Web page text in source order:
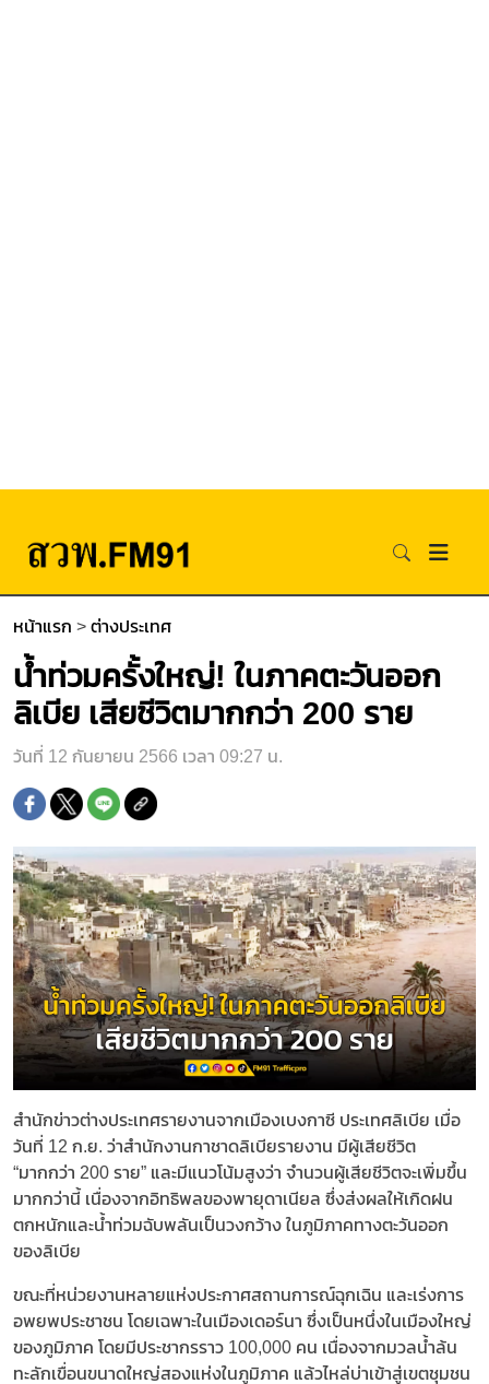
หน้าแรก > ต่างประเทศ
น้ำท่วมครั้งใหญ่! ในภาคตะวันออก
ลิเบีย เสียชีวิตมากกว่า 200 ราย
วันที่ 12 กันยายน 2566 เวลา 09:27 น.
สำนักข่าวต่างประเทศรายงานจากเมืองเบงกาซี ประเทศลิเบีย เมื่อ
วันที่ 12 ก.ย. ว่าสำนักงานกาชาดลิเบียรายงาน มีผู้เสียชีวิต
“มากกว่า 200 ราย” และมีแนวโน้มสูงว่า จำนวนผู้เสียชีวิตจะเพิ่มขึ้น
มากกว่านี้ เนื่องจากอิทธิพลของพายุดาเนียล ซึ่งส่งผลให้เกิดฝน
ตกหนักและน้ำท่วมฉับพลันเป็นวงกว้าง ในภูมิภาคทางตะวันออก
ของลิเบีย
ขณะที่หน่วยงานหลายแห่งประกาศสถานการณ์ฉุกเฉิน และเร่งการ
อพยพประชาชน โดยเฉพาะในเมืองเดอร์นา ซึ่งเป็นหนึ่งในเมืองใหญ่
ของภูมิภาค โดยมีประชากรราว 100,000 คน เนื่องจากมวลน้ำล้น
ทะลักเขื่อนขนาดใหญ่สองแห่งในภูมิภาค แล้วไหล่บ่าเข้าสู่เขตชุมชน